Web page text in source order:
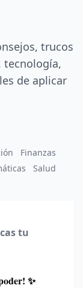
trucos
tecnología,
de aplicar
Finanzas
Salud
tu
✨